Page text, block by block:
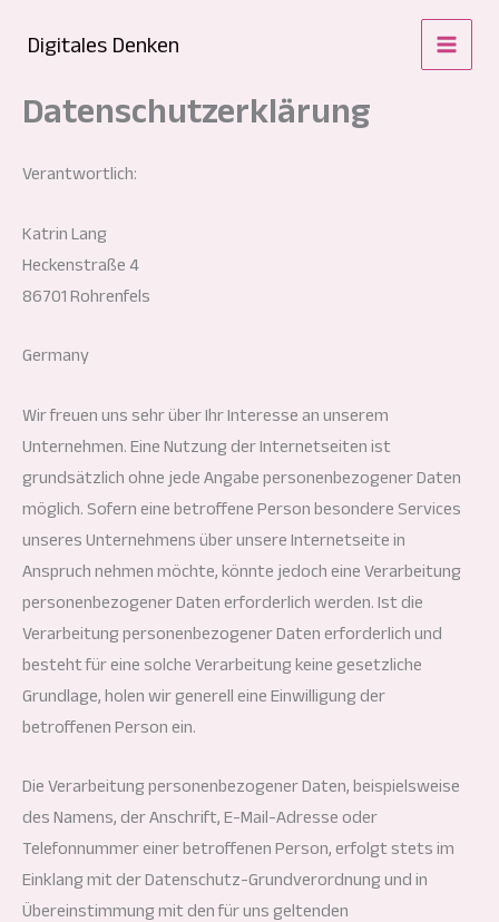
InhaltDigitales Denken
Datenschutzerklärung
Verantwortlich:
Katrin Lang
Heckenstraße 4
86701 Rohrenfels
Germany
Wir freuen uns sehr über Ihr Interesse an unserem
Unternehmen. Eine Nutzung der Internetseiten ist
grundsätzlich ohne jede Angabe personenbezogener Daten
möglich. Sofern eine betroffene Person besondere Services
unseres Unternehmens über unsere Internetseite in
Anspruch nehmen möchte, könnte jedoch eine Verarbeitung
personenbezogener Daten erforderlich werden. Ist die
Verarbeitung personenbezogener Daten erforderlich und
besteht für eine solche Verarbeitung keine gesetzliche
Grundlage, holen wir generell eine Einwilligung der
betroffenen Person ein.
Die Verarbeitung personenbezogener Daten, beispielsweise
des Namens, der Anschrift, E-Mail-Adresse oder
Telefonnummer einer betroffenen Person, erfolgt stets im
Einklang mit der Datenschutz-Grundverordnung und in
Übereinstimmung mit den für uns geltenden